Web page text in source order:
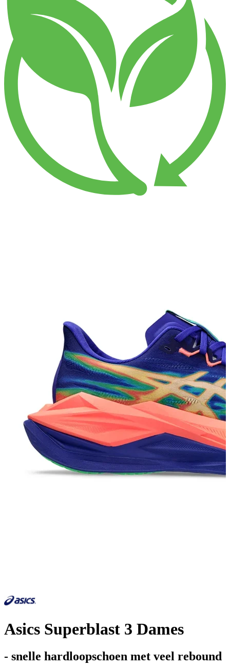
Asics Superblast 3 Dames
- snelle hardloopschoen met veel rebound